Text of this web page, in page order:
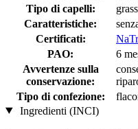
Tipo di capelli:
Caratteristiche:
Certificati:
PAO:
6
Avvertenze sulla
conservazione:
Tipo di confezione:
Ingredienti (INCI)